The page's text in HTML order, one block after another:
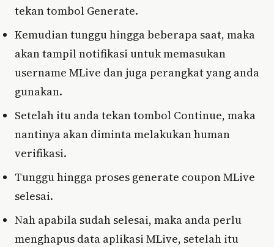
tekan tombol Generate.
Kemudian tunggu hingga beberapa saat, maka
akan tampil notifikasi untuk memasukan
username MLive dan juga perangkat yang anda
gunakan.
Setelah itu anda tekan tombol Continue, maka
nantinya akan diminta melakukan human
verifikasi.
Tunggu hingga proses generate coupon MLive
selesai.
Nah apabila sudah selesai, maka anda perlu
menghapus data aplikasi MLive, setelah itu